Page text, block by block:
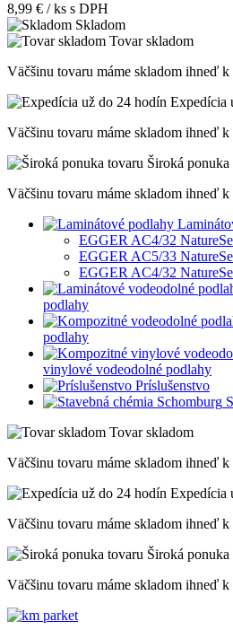
8,99 € / ks s DPH
Skladom
Tovar skladom
Väčšinu tovaru máme skladom ihneď
Expedícia
Väčšinu tovaru máme skladom ihneď
Široká ponuka
Väčšinu tovaru máme skladom ihneď
EGGER AC4/32
EGGER AC5/33
EGGER AC4/32
podlahy
podlahy
vinylové vodeodolné podlahy
Príslušenstvo
Tovar skladom
Väčšinu tovaru máme skladom ihneď
Expedícia
Väčšinu tovaru máme skladom ihneď
Široká ponuka
Väčšinu tovaru máme skladom ihneď